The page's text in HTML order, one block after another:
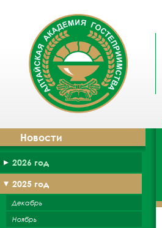
Новости
2026 год
2025 год
Декабрь
Ноябрь